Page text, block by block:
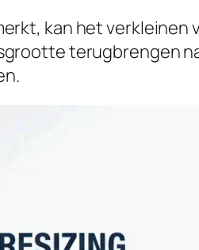
kan het verkleinen
terugbrengen